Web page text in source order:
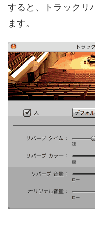
すると、トラックリ
ます。